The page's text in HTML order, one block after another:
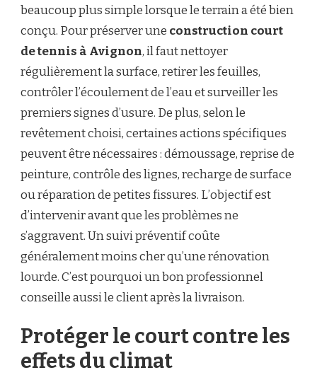
beaucoup plus simple lorsque le terrain a été bien
conçu. Pour préserver une construction court
de tennis à Avignon, il faut nettoyer
régulièrement la surface, retirer les feuilles,
contrôler l’écoulement de l’eau et surveiller les
premiers signes d’usure. De plus, selon le
revêtement choisi, certaines actions spécifiques
peuvent être nécessaires : démoussage, reprise de
peinture, contrôle des lignes, recharge de surface
ou réparation de petites fissures. L’objectif est
d’intervenir avant que les problèmes ne
s’aggravent. Un suivi préventif coûte
généralement moins cher qu’une rénovation
lourde. C’est pourquoi un bon professionnel
conseille aussi le client après la livraison.
Protéger le court contre les
effets du climat